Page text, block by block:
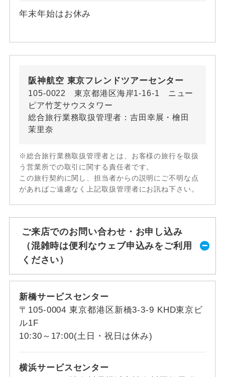
年末年始はお休み
阪神航空 東京フレンドツアーセンター
105-0022 東京都港区海岸1-16-1 ニュー
ピア竹芝サウスタワー
総合旅行業務取扱管理者：吉田幸展・檜田
茉里奈
※総合旅行業務取扱管理者とは、お客様の旅行を取扱
う営業所での取引に関する責任者です。
この旅行契約に関し、担当者からの説明にご不明な点
があればご遠慮なく上記取扱管理者にお訊ね下さい。
ご来店でのお問い合わせ・お申し込み
（混雑時は便利なウェブ申込みをご利用
ください）
新橋サービスセンター
〒105-0004 東京都港区新橋3-3-9 KHD東京ビ
ル1F
10:30～17:00(土日・祝日は休み)
横浜サービスセンター